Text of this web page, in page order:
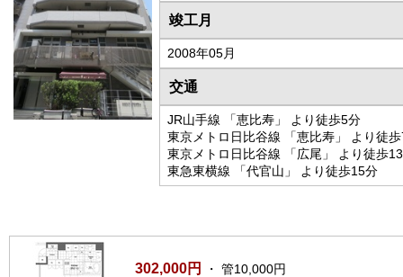
竣工月
2008年05月
交通
JR山手線 「恵比寿」 より徒歩5分
東京メトロ日比谷線 「恵比寿」 より徒
東京メトロ日比谷線 「広尾」 より徒歩
東急東横線 「代官山」 より徒歩15分
302,000円
・ 管10,000円